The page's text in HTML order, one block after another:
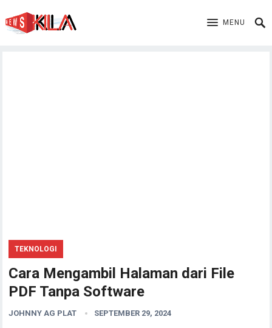
MENU
TEKNOLOGI
Cara Mengambil Halaman dari File
PDF Tanpa Software
JOHNNY AG PLAT SEPTEMBER 29, 2024